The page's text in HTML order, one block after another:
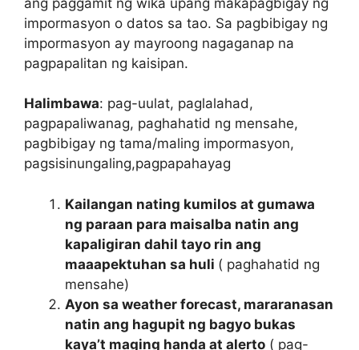
impormasyon o datos sa tao. Sa pagbibigay ng
impormasyon ay mayroong nagaganap na
pagpapalitan ng kaisipan.
Halimbawa: pag-uulat, paglalahad,
pagpapaliwanag, paghahatid ng mensahe,
pagbibigay ng tama/maling impormasyon,
pagsisinungaling,pagpapahayag
Kailangan nating kumilos at gumawa
ng paraan para maisalba natin ang
kapaligiran dahil tayo rin ang
maaapektuhan sa huli ( paghahatid ng
mensahe)
Ayon sa weather forecast, mararanasan
natin ang hagupit ng bagyo bukas
kaya’t maging handa at alerto ( pag-